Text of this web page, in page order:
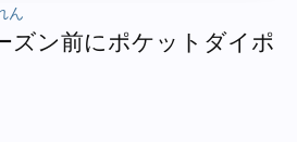
ん
ズン前にポケットダイポ